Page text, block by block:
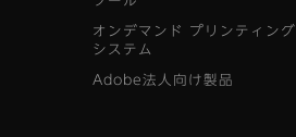
オンデマンド プリンティング
システム
Adobe法人向け製品